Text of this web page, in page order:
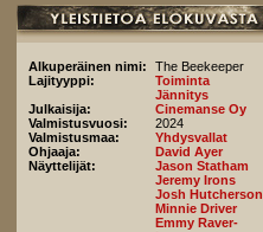
Alkuperäinen nimi:
The Beekeeper
Lajityyppi:
Toiminta
Jännitys
Julkaisija:
Cinemanse Oy
Valmistusvuosi:
2024
Valmistusmaa:
Yhdysvallat
Ohjaaja:
David Ayer
Näyttelijät:
Jason Statham
Jeremy Irons
Josh Hutcherson
Minnie Driver
Emmy Raver-